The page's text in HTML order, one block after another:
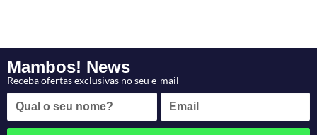
Mambos! News
Receba ofertas exclusivas no seu e-mail